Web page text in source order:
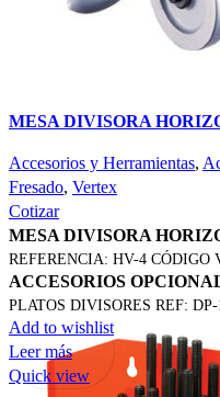
MESA DIVISORA
Accesorios y Herramientas,
Fresado, Vertex
Cotizar
MESA DIVISORA
REFERENCIA: HV-4 CÓDIGO
ACCESORIOS
PLATOS DIVISORES REF: DP-
Add to wishlist
Leer más
Quick view